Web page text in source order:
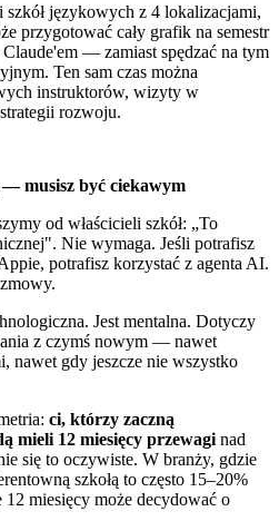
szkół językowych z 4 lokalizacjami,
przygotować cały grafik na semestr
— zamiast spędzać na tym
Ten sam czas można
instruktorów, wizyty w
rozwoju.
musisz być ciekawym
od właścicieli szkół: „To
Nie wymaga. Jeśli potrafisz
potrafisz korzystać z agenta AI.
Jest mentalna. Dotyczy
z czymś nowym — nawet
nawet gdy jeszcze nie wszystko
ci, którzy zaczną
mieli 12 miesięcy przewagi nad
się to oczywiste. W branży, gdzie
szkołą to często 15–20%
miesięcy może decydować o